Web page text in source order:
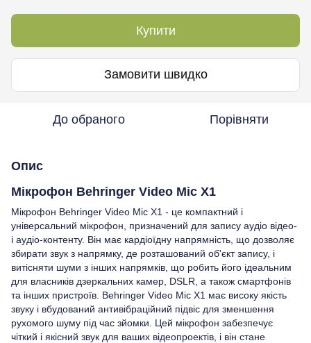
Купити
Замовити швидко
До обраного Порівняти
Опис
Мікрофон Behringer Video Mic X1
Мікрофон Behringer Video Mic X1 - це компактний і
універсальний мікрофон, призначений для запису аудіо відео-
і аудіо-контенту. Він має кардіоїдну напрямність, що дозволяє
збирати звук з напрямку, де розташований об'єкт запису, і
витісняти шуми з інших напрямків, що робить його ідеальним
для власників дзеркальних камер, DSLR, а також смартфонів
та інших пристроїв. Behringer Video Mic X1 має високу якість
звуку і вбудований антивібраційний підвіс для зменшення
рухомого шуму під час зйомки. Цей мікрофон забезпечує
чіткий і якісний звук для ваших відеопроектів, і він стане